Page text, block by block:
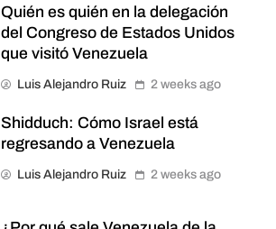
Quién es quién en la delegación
del Congreso de Estados Unidos
que visitó Venezuela
Luis Alejandro Ruiz 2 weeks ago
Shidduch: Cómo Israel está
regresando a Venezuela
Luis Alejandro Ruiz 2 weeks ago